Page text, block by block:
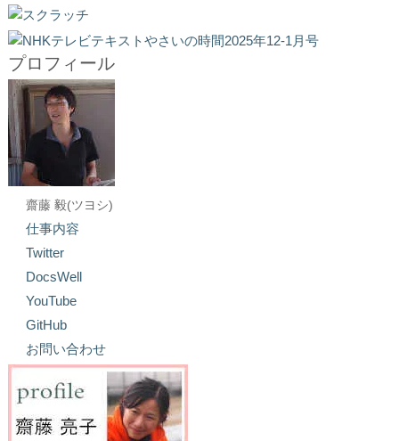
プロフィール
齋藤 毅(ツヨシ)
仕事内容
Twitter
DocsWell
YouTube
GitHub
お問い合わせ